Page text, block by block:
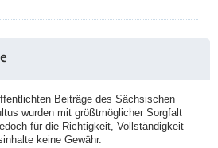
Beiträge des Sächsischen
wurden mit größtmöglicher Sorgfalt
für die Richtigkeit, Vollständigkeit
keine Gewähr.